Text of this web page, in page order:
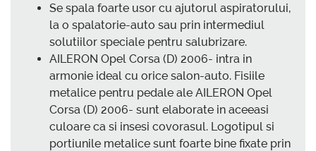
Se spala foarte usor cu ajutorul aspiratorului,
la o spalatorie-auto sau prin intermediul
solutiilor speciale pentru salubrizare.
AILERON Opel Corsa (D) 2006- intra in
armonie ideal cu orice salon-auto. Fisiile
metalice pentru pedale ale AILERON Opel
Corsa (D) 2006- sunt elaborate in aceeasi
culoare ca si insesi covorasul. Logotipul si
portiunile metalice sunt foarte bine fixate prin